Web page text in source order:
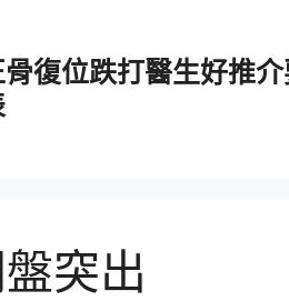
復位跌打醫生好推
突出